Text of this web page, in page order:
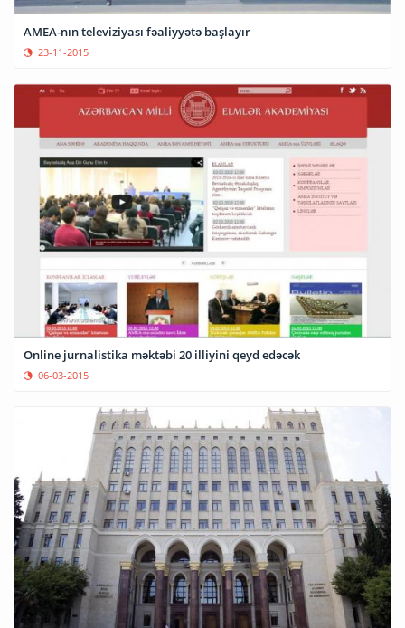
AMEA-nın televiziyası fəaliyyətə başlayır
23-11-2015
Online jurnalistika məktəbi 20 illiyini qeyd edəcək
06-03-2015